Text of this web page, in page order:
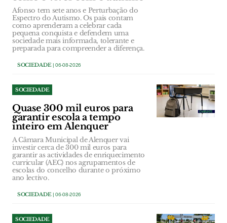
Afonso tem sete anos e Perturbação do
Espectro do Autismo. Os pais contam
como aprenderam a celebrar cada
pequena conquista e defendem uma
sociedade mais informada, tolerante e
preparada para compreender a diferença.
SOCIEDADE| 06-08-2026
SOCIEDADE
Quase 300 mil euros para
garantir escola a tempo
inteiro em Alenquer
A Câmara Municipal de Alenquer vai
investir cerca de 300 mil euros para
garantir as actividades de enriquecimento
curricular (AEC) nos agrupamentos de
escolas do concelho durante o próximo
ano lectivo.
SOCIEDADE| 06-08-2026
SOCIEDADE